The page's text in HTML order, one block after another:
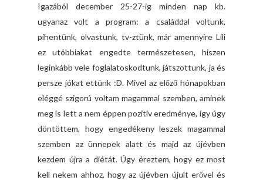
Igazából december 25-27-ig minden nap kb.
ugyanaz volt a program: a családdal voltunk,
pihentünk, olvastunk, tv-ztünk, már amennyire Lili
ez utóbbiakat engedte természetesen, hiszen
leginkább vele foglalatoskodtunk, játszottunk, ja és
persze jókat ettünk :D. Mivel az előző hónapokban
eléggé szigorú voltam magammal szemben, aminek
meg is lett a nem éppen pozitív eredménye, így úgy
döntöttem, hogy engedékeny leszek magammal
szemben az ünnepek alatt és majd az újévben
kezdem újra a diétát. Úgy éreztem, hogy ez most
kell nekem ahhoz, hogy az újévben újult erővel és